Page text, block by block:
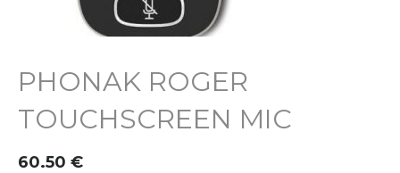
PHONAK ROGER
TOUCHSCREEN MIC
60.50 €